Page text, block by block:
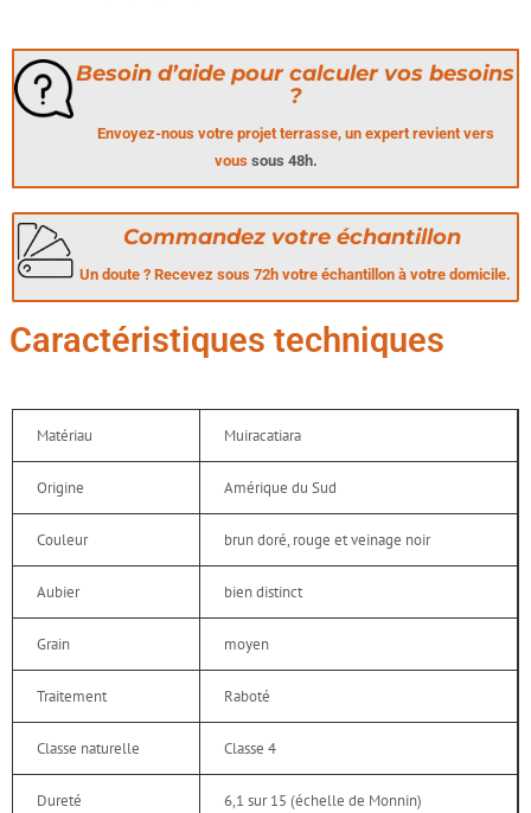
Besoin d’aide pour calculer vos besoins
?
Envoyez-nous votre projet terrasse, un expert revient vers
vous sous 48h.
Commandez votre échantillon
Un doute ? Recevez sous 72h votre échantillon à votre domicile.
Caractéristiques techniques
Matériau Muiracatiara
Origine Amérique du Sud
Couleur brun doré, rouge et veinage noir
Aubier bien distinct
Grain moyen
Traitement Raboté
Classe naturelle Classe 4
Dureté 6,1 sur 15 (échelle de Monnin)